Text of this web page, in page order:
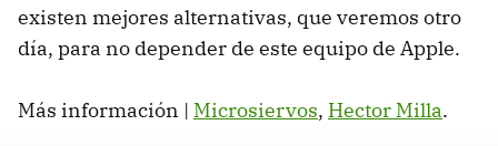
existen mejores alternativas, que veremos otro
día, para no depender de este equipo de Apple.
Más información | Microsiervos, Hector Milla.